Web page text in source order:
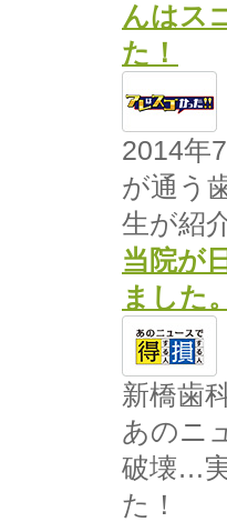
んはス
た！
2014年
が通う
生が紹
当院が
ました。
新橋歯
あのニ
破壊…
た！